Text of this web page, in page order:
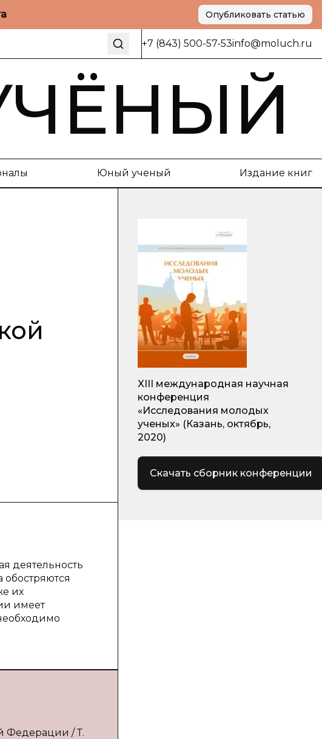
Опубликовать статью
+7 (843) 500-57-53info@moluch.ru
Юный ученый Издание книг
деятельность
их
имеет
Федерации / Т.
XIII международная научная
конференция
«Исследования молодых
ученых» (Казань, октябрь,
2020)
Скачать сборник конференции